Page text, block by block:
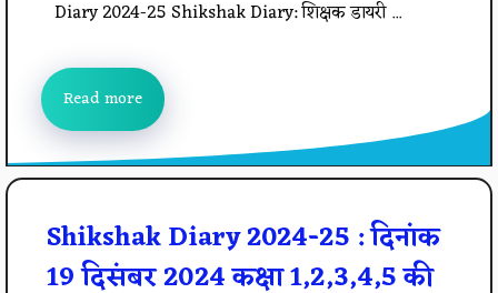
Diary 2024-25 Shikshak Diary: शिक्षक डायरी ...
Read more
Shikshak Diary 2024-25 : दिनांक
19 दिसंबर 2024 कक्षा 1,2,3,4,5 की